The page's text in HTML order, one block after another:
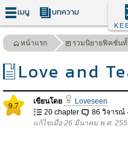
เมนู บทความ
หน้าแรก รวมนิยายฟิคชั่น
Love and
9.7 เขียนโดย Loveseen
20 chapter
86 วิจารณ์
แก้ไขเมื่อ 26 มีนาคม พ.ศ.